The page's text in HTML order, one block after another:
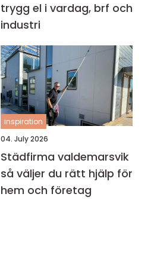
trygg el i vardag, brf och
industri
inspiration
04. July 2026
Städfirma valdemarsvik
så väljer du rätt hjälp för
hem och företag